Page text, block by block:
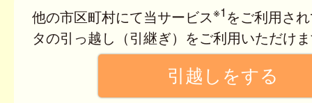
他の市区町村にて当サービス※1 をご利用さ
タの引っ越し（引継ぎ）をご利用いただけ